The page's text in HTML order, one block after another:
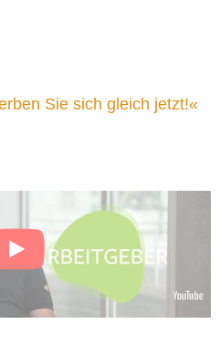
Sie sich gleich jetzt!